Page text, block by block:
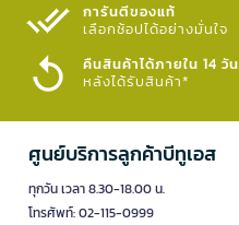
การันตีของแท้
เลือกช้อปได้อย่างมั่นใจ​
คืนสินค้าได้ภายใน 14 วัน
หลังได้รับสินค้า*
ศูนย์บริการลูกค้าบีทูเอส
ทุกวัน เวลา 8.30-18.00 น.
โทรศัพท์: 02-115-0999